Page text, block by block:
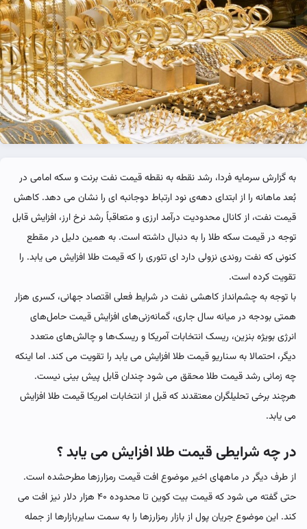
به گزارش سرمایه فردا، رشد نقطه به نقطه قیمت نفت برنت و سکه امامی در
بُعد ماهانه را از ابتدای دهه‌ی نود ارتباط دوجانبه ای را نشان می دهد. کاهش
قیمت نفت، از کانال محدودیت درآمد ارزی و متعاقباً رشد نرخ ارز، افزایش قابل
توجه در قیمت سکه طلا را به دنبال داشته است. به همین دلیل در مقطع
کنونی که نفت روندی نزولی دارد ای تئوری را که قیمت طلا افزایش می یابد. را
تقویت کرده است.
با توجه به چشم‌انداز کاهشی نفت در شرایط فعلی اقتصاد جهانی، کسری هزار
همتی بودجه در میانه سال جاری، گمانه‌زنی‌های افزایش قیمت حامل‌های
انرژی بویژه بنزین، ریسک انتخابات آمریکا و ریسک‌ها و چالش‌های متعدد
دیگر، احتمالا به سناریو قیمت طلا افزایش می یابد را تقویت می کند. اما اینکه
چه زمانی رشد قیمت طلا محقق می شود چندان قابل پیش بینی نیست.
هرچند برخی تحلیلگران معتقدند که قبل از انتخابات امریکا قیمت طلا افزایش
می یابد.
در چه شرایطی قیمت طلا افزایش می یابد ؟
از طرف دیگر در ماههای اخیر موضوع افت قیمت رمزارزها مطرحشده است.
حتی گفته می شود که قیمت بیت کوین تا محدوده ۴۰ هزار دلار نیز افت می
کند. این موضوع جریان پول از بازار رمزارزها را به سمت سایربازارها از جمله